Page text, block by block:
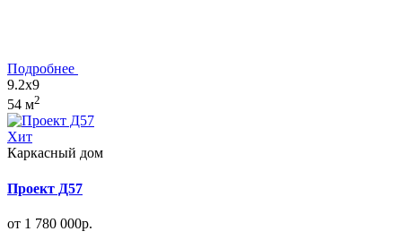
Подробнее
9.2x9
54 м2
Хит
Каркасный дом
Проект Д57
от 1 780 000р.